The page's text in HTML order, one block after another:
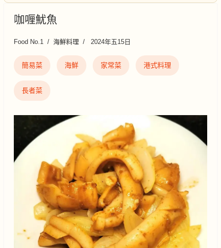
咖喱魷魚
Food No.1 海鮮料理 2024年五15日
簡易菜 海鮮 家常菜 港式料理
長者菜